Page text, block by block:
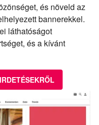
és növeld az
bannerekkel.
láthatóságot
és a kívánt